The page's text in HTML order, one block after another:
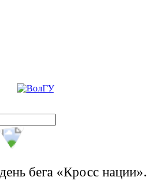
Пожалуйста
бега «Кросс нации».